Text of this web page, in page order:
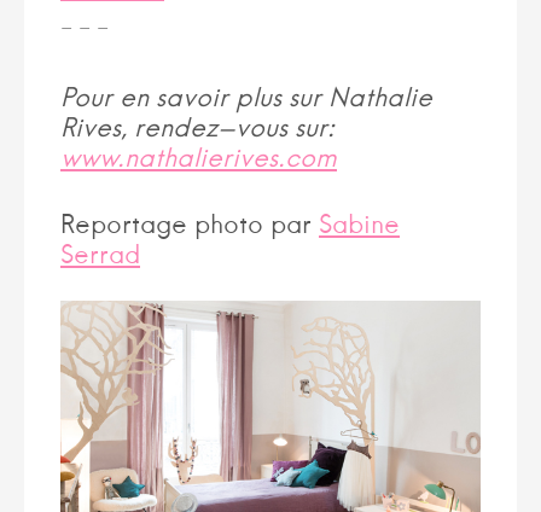
– – –
Pour en savoir plus sur Nathalie
Rives, rendez-vous sur:
www.nathalierives.com
Reportage photo par Sabine
Serrad